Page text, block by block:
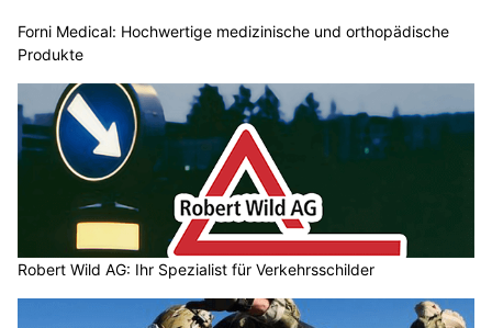
Forni Medical: Hochwertige medizinische und orthopädische
Produkte
Robert Wild AG: Ihr Spezialist für Verkehrsschilder